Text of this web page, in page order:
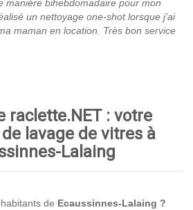
manière bihebdomadaire pour mon
un nettoyage one-shot lorsque j’ai
maman en location. Très bon service
raclette.NET : votre
lavage de vitres à
Lalaing
de Ecaussinnes-Lalaing ?